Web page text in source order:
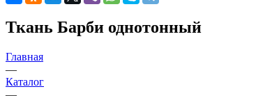
Ткань Барби однотонный
Главная
—
Каталог